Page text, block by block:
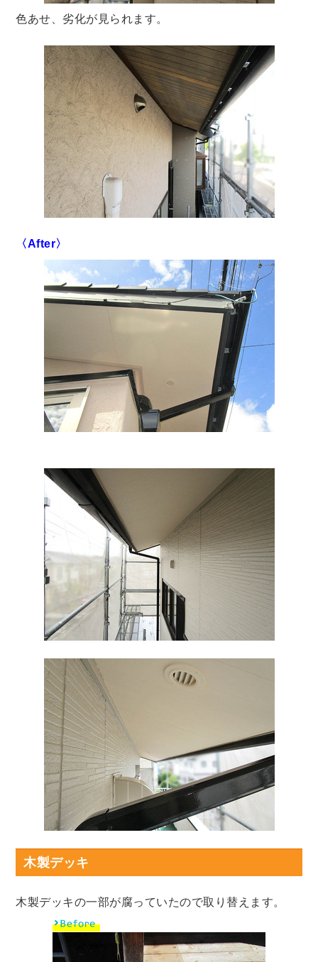
色あせ、劣化が見られます。
〈After〉
木製デッキ
木製デッキの一部が腐っていたので取り替えます。